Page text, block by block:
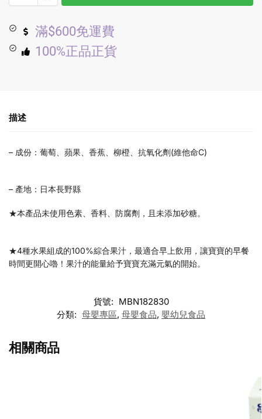
滿$600免運費
100%正品正貨
描述
– 成份：葡萄、蘋果、香蕉、柳橙、抗氧化劑(維他命C)
– 產地：日本長野縣
★本產品未使用色素、香料、防腐劑，且未添加砂糖。
★4種水果組成的100%綜合果汁，最適合早上飲用，讓寶寶的早餐
時間更開心嚕！果汁的能量給予寶寶充滿元氣的開始。
貨號: MBN182830
分類: 母嬰專區, 母嬰食品, 嬰幼兒食品
相關商品